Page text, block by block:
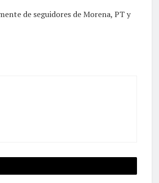
de seguidores de Morena, PT y